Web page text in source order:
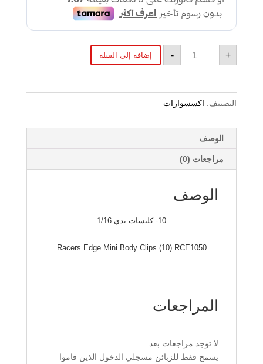
-
كمية
كلبسات
بدي
+ إضافة إلى السلة
التصنيف: اكسسوارات
الوصف
مراجعات (0)
الوصف
10- كلبسات بدي 1/16
Racers Edge Mini Body Clips (10) RCE1050
المراجعات
لا توجد مراجعات بعد.
يسمح فقط للزبائن مسجلي الدخول الذين قاموا